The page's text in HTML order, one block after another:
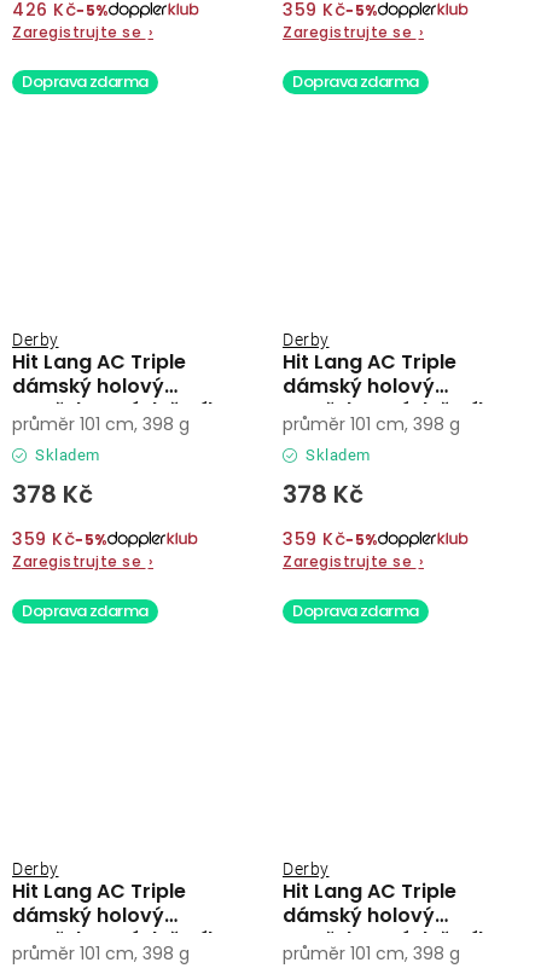
426 Kč−5%
Zaregistrujte se ›
359 Kč−5%
Zaregistrujte se ›
Doprava zdarma
Hit Lang AC Triple
dámský holový
vystřelovací deštník
Derby
Skladem
378 Kč
359 Kč−5%
Zaregistrujte se ›
průměr 101 cm, 398 g
Doprava zdarma
Hit Lang AC Triple
dámský holový
vystřelovací deštník
Derby
Skladem
378 Kč
359 Kč−5%
Zaregistrujte se ›
průměr 101 cm, 398 g
Doprava zdarma
Hit Lang AC Triple
dámský holový
vystřelovací deštník
Derby
průměr 101 cm, 398 g
Doprava zdarma
Hit Lang AC Triple
dámský holový
vystřelovací deštník
Derby
průměr 101 cm, 398 g